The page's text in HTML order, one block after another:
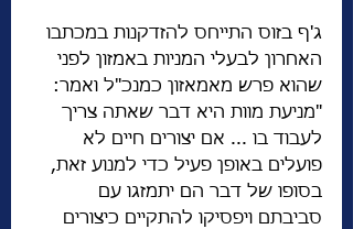
ג'ף בזוס התייחס להזדקנות במכתבו
האחרון לבעלי המניות באמזון לפני
שהוא פרש מאמאזון כמנכ"ל ואמר:
"מניעת מוות היא דבר שאתה צריך
לעבוד בו ... אם יצורים חיים לא
פועלים באופן פעיל כדי למנוע זאת,
בסופו של דבר הם יתמזגו עם
סביבתם ויפסיקו להתקיים כיצורים